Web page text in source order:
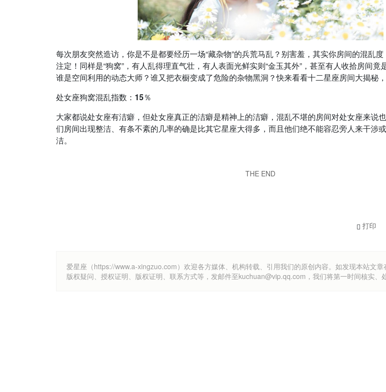
每次朋友突然造访，你是不是都要经历一场“藏杂物”的兵荒马乱？别害羞，其实你房间的混乱度
注定！同样是“狗窝”，有人乱得理直气壮，有人表面光鲜实则“金玉其外”，甚至有人收拾房间竟
谁是空间利用的动态大师？谁又把衣橱变成了危险的杂物黑洞？快来看看十二星座房间大揭秘
处女座狗窝混乱指数：15％
大家都说处女座有洁癖，但处女座真正的洁癖是精神上的洁癖，混乱不堪的房间对处女座来说
们房间出现整洁、有条不紊的几率的确是比其它星座大得多，而且他们绝不能容忍旁人来干涉
洁。
THE END
打印
爱星座（https://www.a-xingzuo.com）欢迎各方媒体、机构转载、引用我们的原创内容。如发现本站文
版权疑问、授权证明、版权证明、联系方式等，发邮件至kuchuan@vip.qq.com，我们将第一时间核实、